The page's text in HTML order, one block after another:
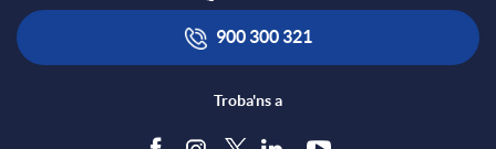
900 300 321
Troba'ns a